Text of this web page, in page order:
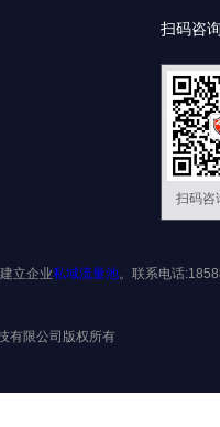
扫码咨询
扫码咨
立企业私域流量池。联系电话
有限公司版权所有